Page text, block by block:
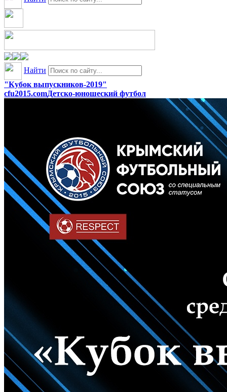
Найти
"Кубок выпускников-2019"
cfu2015.comДетско-юношеский футбол